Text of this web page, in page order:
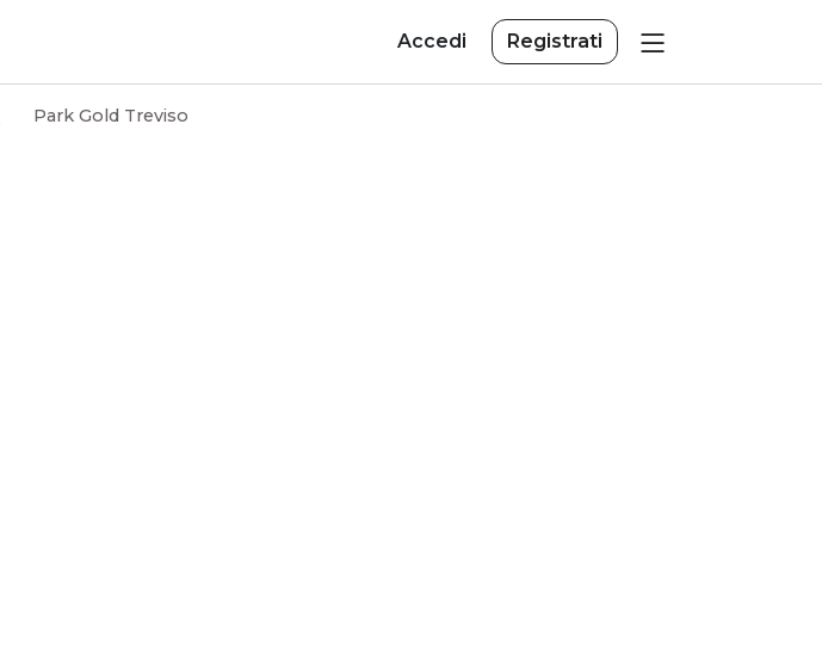
Accedi Registrati
Park Gold Treviso